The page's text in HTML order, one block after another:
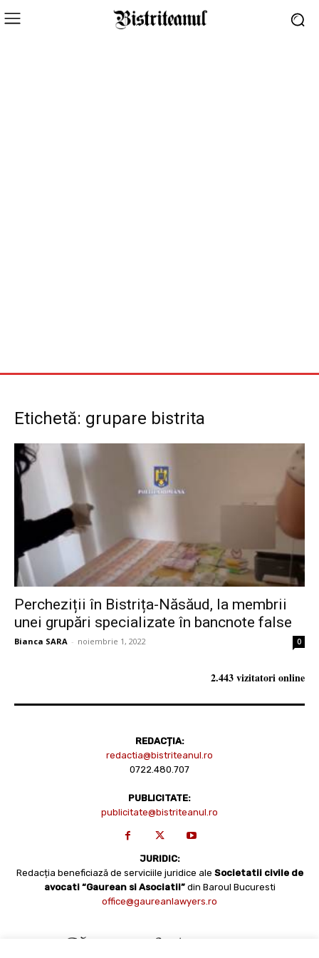
Etichetă: grupare bistrita
Percheziții în Bistrița-Năsăud, la membrii
unei grupări specializate în bancnote false
Bianca SARA - noiembrie 1, 2022 0
2.443 vizitatori online
REDACȚIA:
redactia@bistriteanul.ro
0722.480.707
PUBLICITATE:
publicitate@bistriteanul.ro
JURIDIC:
Redacția beneficiază de serviciile juridice ale Societatii civile de
avocati “Gaurean si Asociatii” din Baroul Bucuresti
office@gaureanlawyers.ro